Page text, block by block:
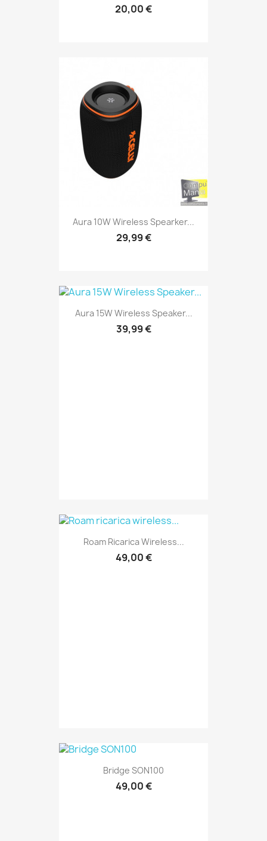
20,00 €
Aura 10W Wireless Spearker...
29,99 €
Aura 15W Wireless Speaker...
39,99 €
Roam Ricarica Wireless...
49,00 €
Bridge SON100
49,00 €